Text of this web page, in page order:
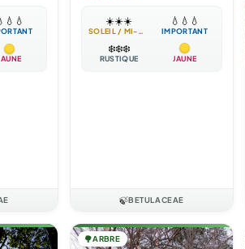
💧 💧 ☀️☀️☀️
SOLEIL / MI-OMBRE
💧 💧 💧
IMPORTANT
❄️❄️❄️
RUSTIQUE JAUNE
🍃BETULACEAE
🌳ARBRE